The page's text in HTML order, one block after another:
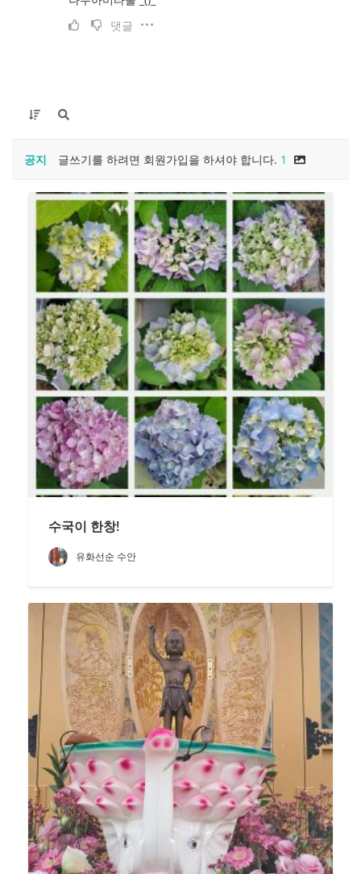
댓글
공지 글쓰기를 하려면 회원가입을 하셔야 합니다. 1
수국이 한창!
유화선순 수안